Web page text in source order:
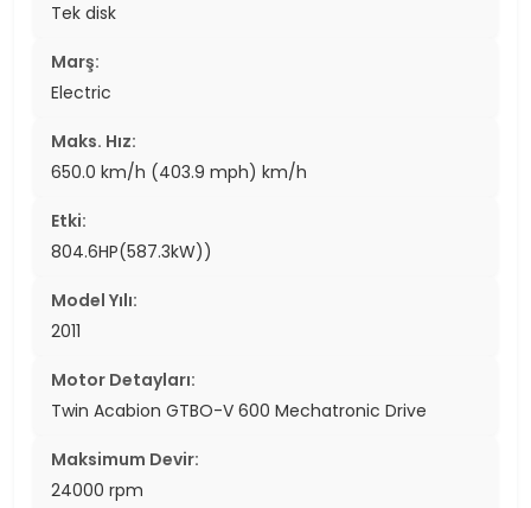
Tek disk
Marş:
Electric
Maks. Hız:
650.0 km/h (403.9 mph) km/h
Etki:
804.6HP(587.3kW))
Model Yılı:
2011
Motor Detayları:
Twin Acabion GTBO-V 600 Mechatronic Drive
Maksimum Devir:
24000 rpm